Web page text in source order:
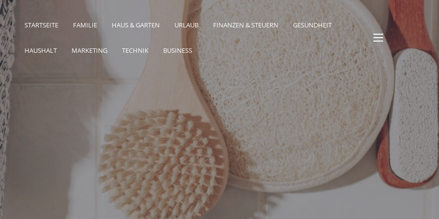
STARTSEITE FAMILIE HAUS & GARTEN URLAUB FINANZEN & STEUERN GESUNDHEIT
HAUSHALT MARKETING TECHNIK BUSINESS